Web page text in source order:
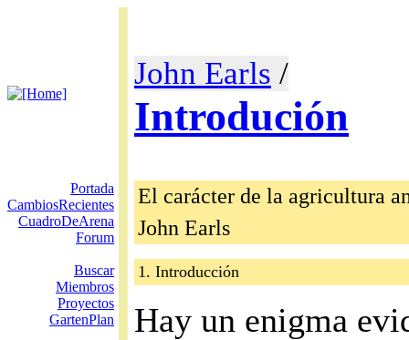
John Earls /
Introdución
Portada
CambiosRecientes
CuadroDeArena
Forum
Buscar
Miembros
Proyectos
GartenPlan
El carácter de la agricultura
John Earls
1. Introducción
Hay un enigma